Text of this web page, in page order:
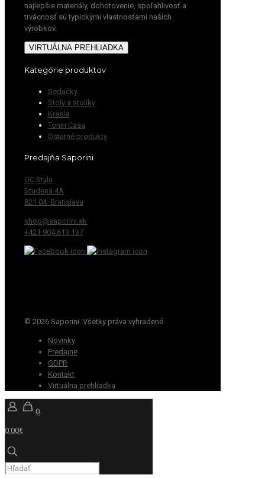
najlepšie materiály, dohotovenie, spoľahlivosť a
trvácnosť sú typickými vlastnosťami našich
výrobkov.
VIRTUÁLNA PREHLIADKA
Kategórie produktov
Sedačky
Stoly a stolíky
Kreslá
Tonin Casa
Ostatné produkty
Predajňa Saporini
OC Styla
Studená 4A
821 04 Bratislava
shop@saporini.sk
+421 904 613 137
© 2026 Saporini. Všetky práva vyhradené.
Novinky
Predajne
GDPR
Kontakt
Virtuálna prehliadka
0
0.00€